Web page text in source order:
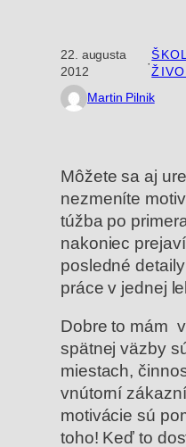
22. augusta
2012
·
Martin Pilnik
Môžete sa aj
nezmeníte
túžba po
nakoniec
posledné
práce v jednej
Dobre to mám
spätnej väzby
miestach,
vnútorní
motivácie sú
toho! Keď to